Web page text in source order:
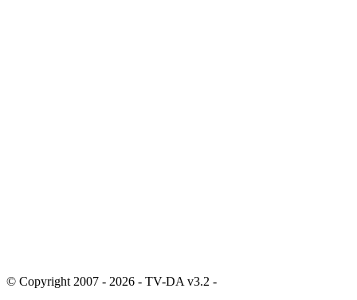
© Copyright 2007 - 2026 - TV-DA v3.2 -